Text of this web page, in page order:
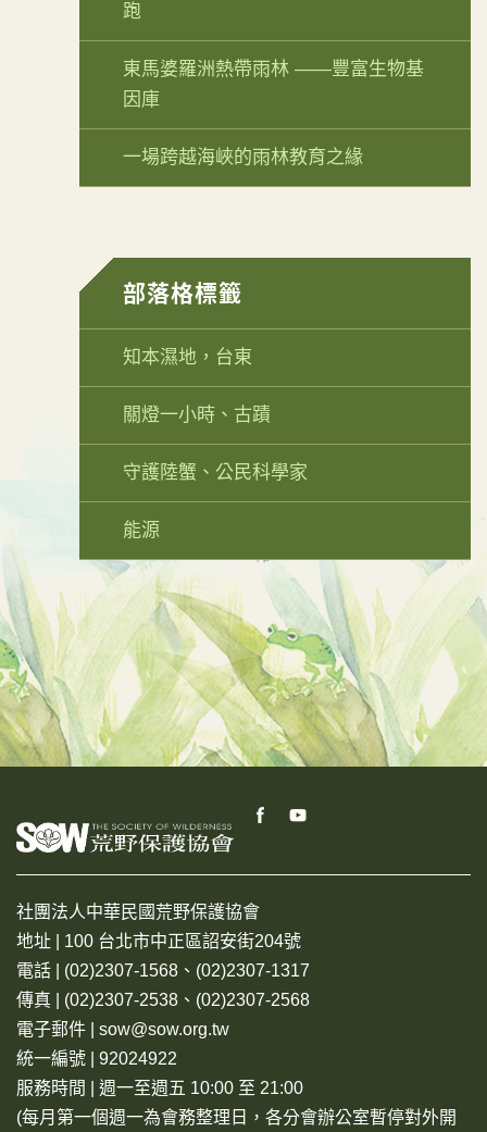
跑
東馬婆羅洲熱帶雨林 ——豐富生物基
因庫
一場跨越海峽的雨林教育之緣
部落格標籤
知本濕地，台東
關燈一小時、古蹟
守護陸蟹、公民科學家
能源
社團法人中華民國荒野保護協會
地址 | 100 台北市中正區詔安街204號
電話 | (02)2307-1568、(02)2307-1317
傳真 | (02)2307-2538、(02)2307-2568
電子郵件 | sow@sow.org.tw
統一編號 | 92024922
服務時間 | 週一至週五 10:00 至 21:00
(每月第一個週一為會務整理日，各分會辦公室暫停對外開